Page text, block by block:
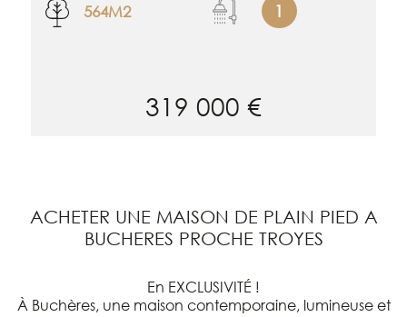
564M2 1
319 000 €
ACHETER UNE MAISON DE PLAIN PIED A
BUCHERES PROCHE TROYES
En EXCLUSIVITÉ !
À Buchères, une maison contemporaine, lumineuse et